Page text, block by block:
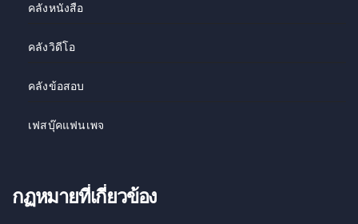
คลังหนังสือ
คลังวิดีโอ
คลังข้อสอบ
เฟสบุ๊คแฟนเพจ
กฏหมายที่เกี่ยวข้อง